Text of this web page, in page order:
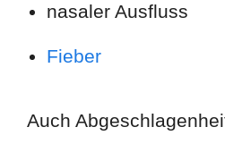
nasaler Ausfluss
Fieber
Auch